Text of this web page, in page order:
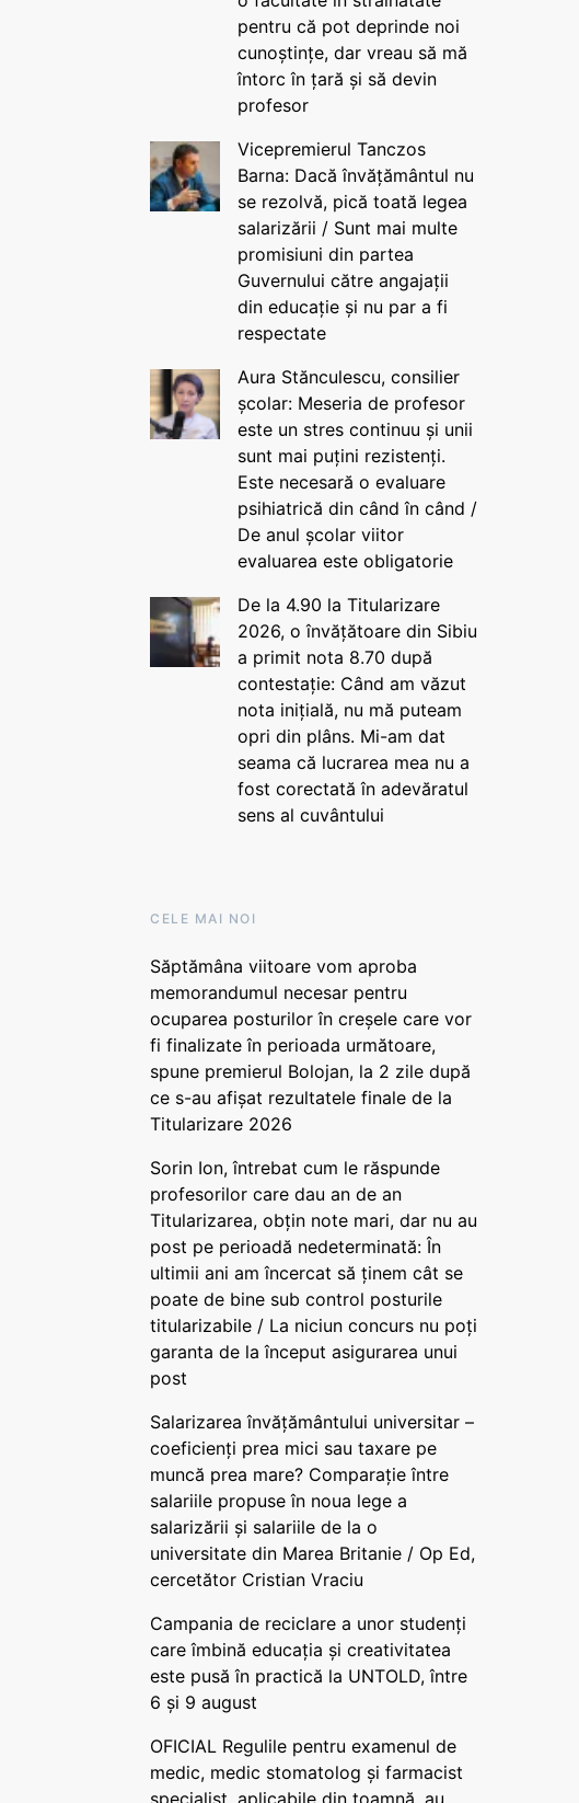
pentru că pot deprinde noi
cunoștințe, dar vreau să mă
întorc în țară și să devin
profesor
Vicepremierul Tanczos
Barna: Dacă învățământul nu
se rezolvă, pică toată legea
salarizării / Sunt mai multe
promisiuni din partea
Guvernului către angajații
din educație și nu par a fi
respectate
Aura Stănculescu, consilier
școlar: Meseria de profesor
este un stres continuu și unii
sunt mai puțini rezistenți.
Este necesară o evaluare
psihiatrică din când în când /
De anul școlar viitor
evaluarea este obligatorie
De la 4.90 la Titularizare
2026, o învățătoare din Sibiu
a primit nota 8.70 după
contestație: Când am văzut
nota inițială, nu mă puteam
opri din plâns. Mi-am dat
seama că lucrarea mea nu a
fost corectată în adevăratul
sens al cuvântului
CELE MAI NOI
Săptămâna viitoare vom aproba
memorandumul necesar pentru
ocuparea posturilor în creșele care vor
fi finalizate în perioada următoare,
spune premierul Bolojan, la 2 zile după
ce s-au afișat rezultatele finale de la
Titularizare 2026
Sorin Ion, întrebat cum le răspunde
profesorilor care dau an de an
Titularizarea, obțin note mari, dar nu au
post pe perioadă nedeterminată: În
ultimii ani am încercat să ținem cât se
poate de bine sub control posturile
titularizabile / La niciun concurs nu poți
garanta de la început asigurarea unui
post
Salarizarea învățământului universitar –
coeficienți prea mici sau taxare pe
muncă prea mare? Comparație între
salariile propuse în noua lege a
salarizării și salariile de la o
universitate din Marea Britanie / Op Ed,
cercetător Cristian Vraciu
Campania de reciclare a unor studenți
care îmbină educația și creativitatea
este pusă în practică la UNTOLD, între
6 și 9 august
OFICIAL Regulile pentru examenul de
medic, medic stomatolog și farmacist
specialist, aplicabile din toamnă, au